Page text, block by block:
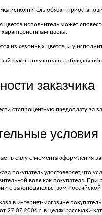
исполнитель обязан
цветов исполнитель может
цветы.
из сезонных цветов, и у
букет получателю, соблюдая
заказчика
стопроцентную предоплату за
условия
в силу с момента оформления
покупатель удостоверяет, что
воле как покупателя.
с законодательством
в интернет-магазине
27.07.2006 г. в целях рассылки